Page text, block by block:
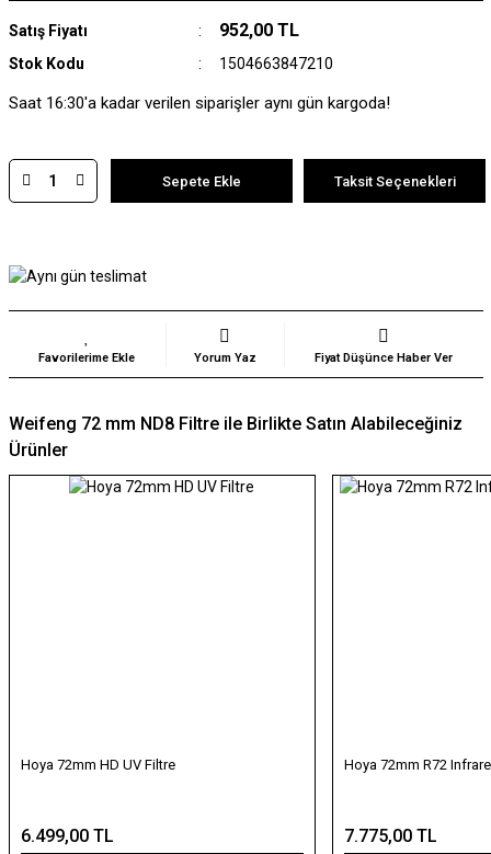
Satış Fiyatı 952,00 TL
Stok Kodu 1504663847210
Saat 16:30'a kadar verilen siparişler aynı gün kargoda!
Sepete Ekle Taksit Seçenekleri
Yorum Yaz Fiyat Düşünce Haber Ver
Weifeng 72 mm ND8 Filtre ile Birlikte Satın Alabileceğiniz
Ürünler
Hoya 72mm HD UV Filtre
6.499,00 TL
Hoya 72mm R72
7.775,00 TL